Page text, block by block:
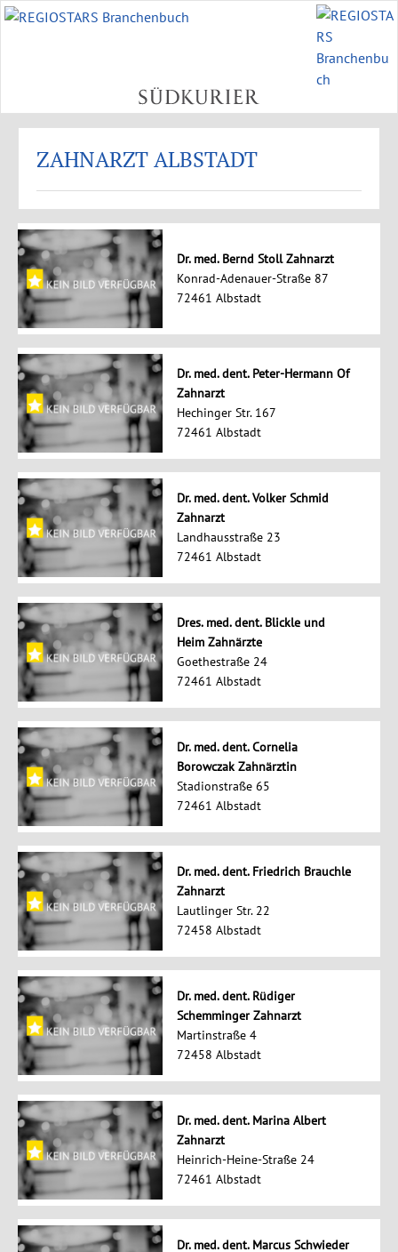
ZAHNARZT ALBSTADT
Dr. med. Bernd Stoll Zahnarzt
Konrad-Adenauer-Straße 87
72461 Albstadt
Dr. med. dent. Peter-Hermann Of
Zahnarzt
Hechinger Str. 167
72461 Albstadt
Dr. med. dent. Volker Schmid
Zahnarzt
Landhausstraße 23
72461 Albstadt
Dres. med. dent. Blickle und
Heim Zahnärzte
Goethestraße 24
72461 Albstadt
Dr. med. dent. Cornelia
Borowczak Zahnärztin
Stadionstraße 65
72461 Albstadt
Dr. med. dent. Friedrich Brauchle
Zahnarzt
Lautlinger Str. 22
72458 Albstadt
Dr. med. dent. Rüdiger
Schemminger Zahnarzt
Martinstraße 4
72458 Albstadt
Dr. med. dent. Marina Albert
Zahnarzt
Heinrich-Heine-Straße 24
72461 Albstadt
Dr. med. dent. Marcus Schwieder